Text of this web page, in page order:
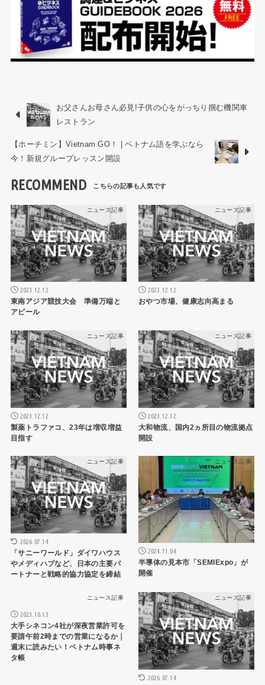
お父さんお母さん必見!子供の心をがっちり掴む機関車
レストラン
【ホーチミン】Vietnam GO！ | ベトナム語を学ぶなら
今！新規グループレッスン開設
RECOMMEND
ニュース記事
2023.12.12
東南アジア競技大会 準備万端と
アピール
ニュース記事
2023.12.12
おやつ市場、健康志向高まる
ニュース記事
2023.12.12
製薬トラファコ、23年は増収増益
目指す
ニュース記事
2023.12.12
大和物流、国内2ヵ所目の物流拠点
開設
ニュース記事
2026.07.14
「サニーワールド」ダイワハウス
やメディハブなど、日本の主要パ
ートナーと戦略的協力協定を締結
ニュース記事
2024.11.04
半導体の見本市「SEMIExpo」が
開催
ニュース記事
2023.10.13
大手シネコン4社が深夜営業許可を
要請午前2時までの営業になるか｜
週末に読みたい！ベトナム時事ネ
タ帳
ニュース記事
2026.07.14